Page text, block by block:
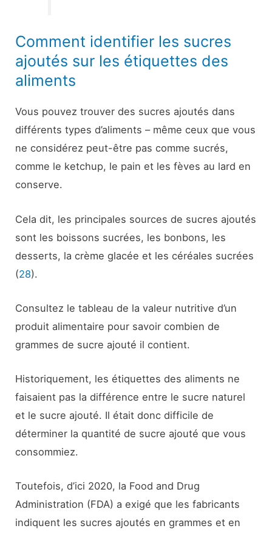
Comment identifier les sucres
ajoutés sur les étiquettes des
aliments
Vous pouvez trouver des sucres ajoutés dans
différents types d’aliments – même ceux que vous
ne considérez peut-être pas comme sucrés,
comme le ketchup, le pain et les fèves au lard en
conserve.
Cela dit, les principales sources de sucres ajoutés
sont les boissons sucrées, les bonbons, les
desserts, la crème glacée et les céréales sucrées
(28).
Consultez le tableau de la valeur nutritive d’un
produit alimentaire pour savoir combien de
grammes de sucre ajouté il contient.
Historiquement, les étiquettes des aliments ne
faisaient pas la différence entre le sucre naturel
et le sucre ajouté. Il était donc difficile de
déterminer la quantité de sucre ajouté que vous
consommiez.
Toutefois, d’ici 2020, la Food and Drug
Administration (FDA) a exigé que les fabricants
indiquent les sucres ajoutés en grammes et en